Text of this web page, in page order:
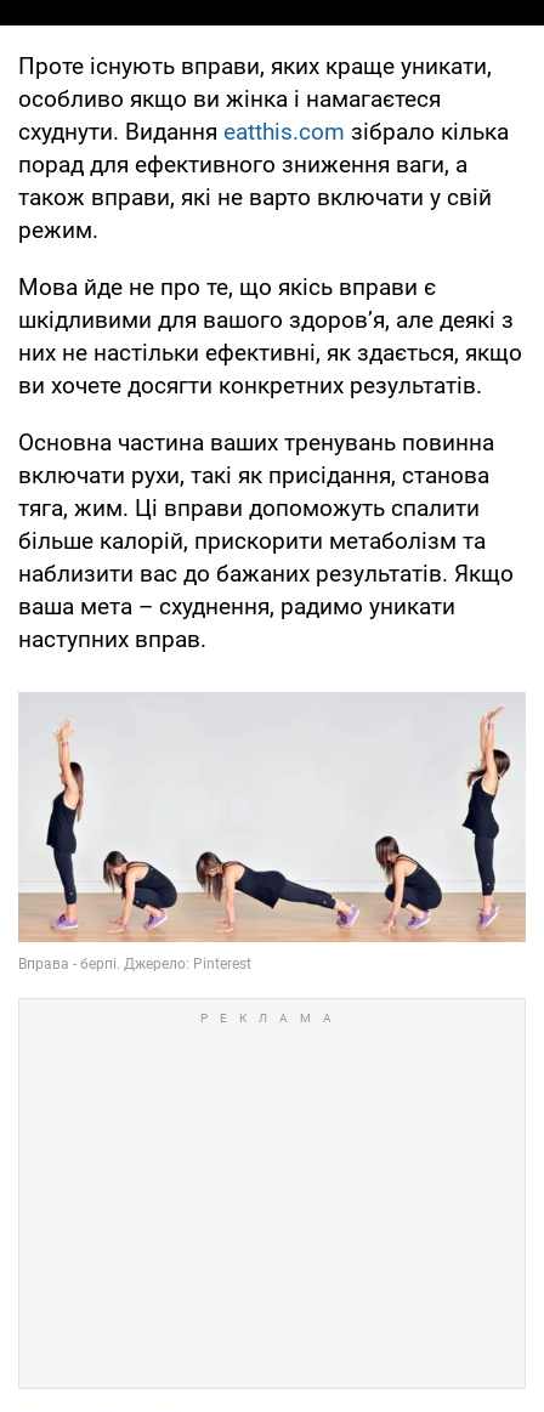
Проте існують вправи, яких краще уникати,
особливо якщо ви жінка і намагаєтеся
схуднути. Видання eatthis.com зібрало кілька
порад для ефективного зниження ваги, а
також вправи, які не варто включати у свій
режим.
Мова йде не про те, що якісь вправи є
шкідливими для вашого здоров’я, але деякі з
них не настільки ефективні, як здається, якщо
ви хочете досягти конкретних результатів.
Основна частина ваших тренувань повинна
включати рухи, такі як присідання, станова
тяга, жим. Ці вправи допоможуть спалити
більше калорій, прискорити метаболізм та
наблизити вас до бажаних результатів. Якщо
ваша мета – схуднення, радимо уникати
наступних вправ.